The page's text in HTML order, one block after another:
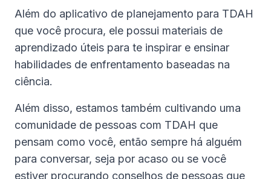
Além do aplicativo de planejamento para TDAH
que você procura, ele possui materiais de
aprendizado úteis para te inspirar e ensinar
habilidades de enfrentamento baseadas na
ciência.
Além disso, estamos também cultivando uma
comunidade de pessoas com TDAH que
pensam como você, então sempre há alguém
para conversar, seja por acaso ou se você
estiver procurando conselhos de pessoas que